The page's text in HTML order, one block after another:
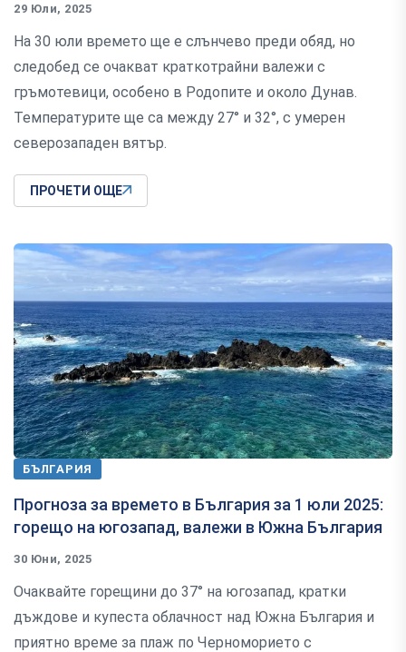
29 Юли, 2025
На 30 юли времето ще е слънчево преди обяд, но
следобед се очакват краткотрайни валежи с
гръмотевици, особено в Родопите и около Дунав.
Температурите ще са между 27° и 32°, с умерен
северозападен вятър.
ПРОЧЕТИ ОЩЕ
БЪЛГАРИЯ
Прогноза за времето в България за 1 юли 2025:
горещо на югозапад, валежи в Южна България
30 Юни, 2025
Очаквайте горещини до 37° на югозапад, кратки
дъждове и купеста облачност над Южна България и
приятно време за плаж по Черноморието с